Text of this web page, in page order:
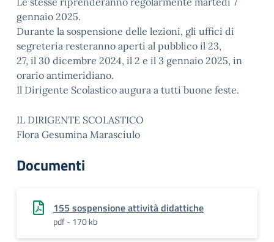
gennaio 2025.
Durante la sospensione delle lezioni, gli uffici di
segreteria resteranno aperti al pubblico il 23,
27, il 30 dicembre 2024, il 2 e il 3 gennaio 2025, in
orario antimeridiano.
Il Dirigente Scolastico augura a tutti buone feste.
IL DIRIGENTE SCOLASTICO
Flora Gesumina Marasciulo
Documenti
155 sospensione attività didattiche
pdf - 170 kb